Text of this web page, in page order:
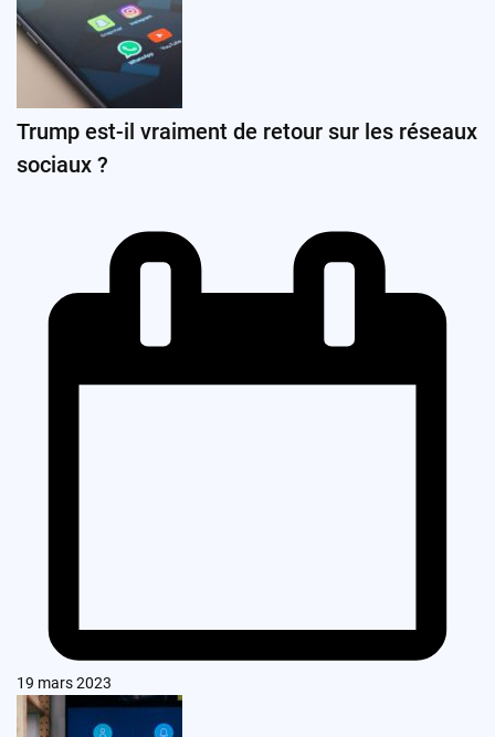
Trump est-il vraiment de retour sur les réseaux
sociaux ?
19 mars 2023